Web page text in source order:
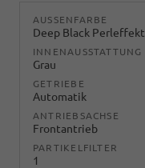
AUSSENFARBE
Deep Black Perleffekt
INNENAUSSTATTUNG
Grau
GETRIEBE
Automatik
ANTRIEBSACHSE
Frontantrieb
PARTIKELFILTER
1